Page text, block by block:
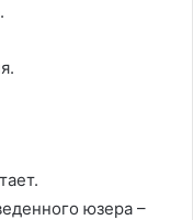
юзера –